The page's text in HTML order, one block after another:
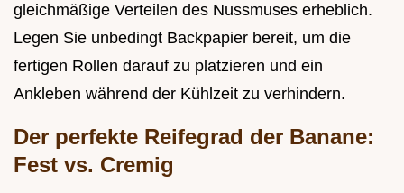
gleichmäßige Verteilen des Nussmuses erheblich.
Legen Sie unbedingt Backpapier bereit, um die
fertigen Rollen darauf zu platzieren und ein
Ankleben während der Kühlzeit zu verhindern.
Der perfekte Reifegrad der Banane:
Fest vs. Cremig